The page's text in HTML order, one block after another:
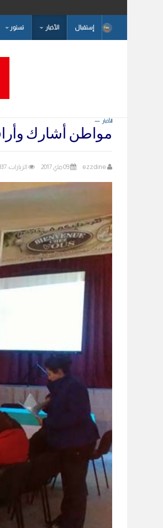
إستقبال الأخبار تستور
الأخبار
مواطن أشارك
ezzdine 09 ماي 2017 الزيارات: 2337